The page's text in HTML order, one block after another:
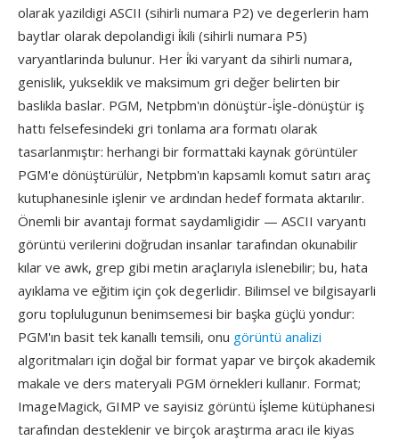
olarak yazildigi ASCII (sihirli numara P2) ve degerlerin ham
baytlar olarak depolandigi i̇kili (sihirli numara P5)
varyantlarinda bulunur. Her i̇ki varyant da sihirli numara,
genislik, yukseklik ve maksimum gri değer belirten bir
baslikla baslar. PGM, Netpbm'ın dönüştür-i̇şle-dönüştür iş
hattı felsefesindeki gri tonlama ara formatı olarak
tasarlanmıştır: herhangi bir formattaki kaynak görüntüler
PGM'e dönüştürülür, Netpbm'ın kapsamlı komut satırı araç
kutuphanesinle işlenir ve ardından hedef formata aktarılır.
Önemli bir avantajı format saydamligidir — ASCII varyantı
görüntü verilerini doğrudan insanlar tarafından okunabilir
kılar ve awk, grep gibi metin araçlarıyla islenebilir; bu, hata
ayıklama ve eğitim için çok degerlidir. Bilimsel ve bilgisayarli
goru toplulugunun benimsemesi bir başka güçlü yondur:
PGM'ın basit tek kanallı temsili, onu görüntü analizi
algoritmaları için doğal bir format yapar ve birçok akademik
makale ve ders materyali PGM örnekleri kullanır. Format;
ImageMagick, GIMP ve sayisiz görüntü i̇şleme kütüphanesi
tarafından desteklenir ve birçok araştırma aracı ile kiyas